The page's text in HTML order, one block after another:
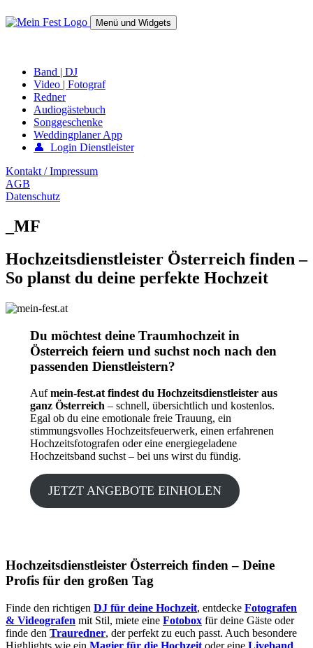
zum
Menü und Widgets
Band | DJ
Video | Fotograf
Redner
Audiogästebuch
Songgeschenke
Weddingplaner App
👤 Login Dienstleister
Kontakt / Impressum
AGB
Datenschutz
_MF
Hochzeitsdienstleister Österreich finden –
So planst du deine perfekte Hochzeit
Du möchtest deine Traumhochzeit in
Österreich feiern und suchst noch nach den
passenden Dienstleistern?
Aufmein-fest.at findest du Hochzeitsdienstleister aus
ganz Österreich– schnell, übersichtlich und kostenlos.
Egal ob du eine emotionale freie Trauung, ein
stimmungsvolles Hochzeitsfeuerwerk, einen erfahrenen
Hochzeitsfotografen oder eine energiegeladene
Hochzeitsband suchst – bei uns wirst du fündig.
JETZT ANGEBOTE EINHOLEN
Hochzeitsdienstleister Österreich finden – Deine
Profis für den großen Tag
Finde den richtigen DJ für deine Hochzeit, entdecke Fotografen
& Videografen mit Stil, miete eine Fotobox für deine Gäste oder
finde den Trauredner, der perfekt zu euch passt. Auch besondere
Highlights wie ein Magier für die Hochzeit oder eine Liveband